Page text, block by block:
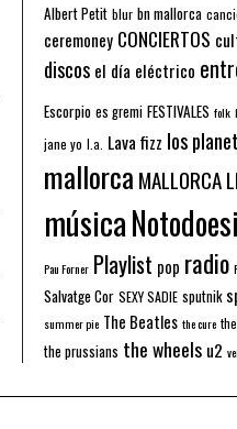
Albert Petit blur bn mallorca
ceremoney CONCIERTOS
discos el día eléctrico
Escorpio es gremi FESTIVALES folk
jane yo l.a. Lava fizz los
mallorca MALLORCA
música
Pau Forner Playlist pop radio
Salvatge Cor SEXY SADIE sputnik
summer pie The Beatles the cure
the prussians the wheels u2